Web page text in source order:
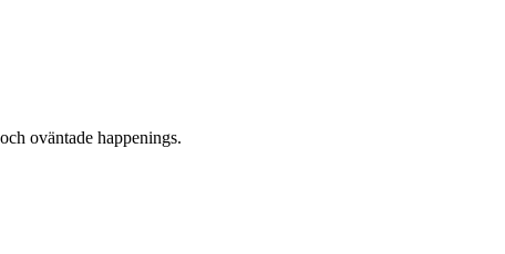
oväntade happenings.